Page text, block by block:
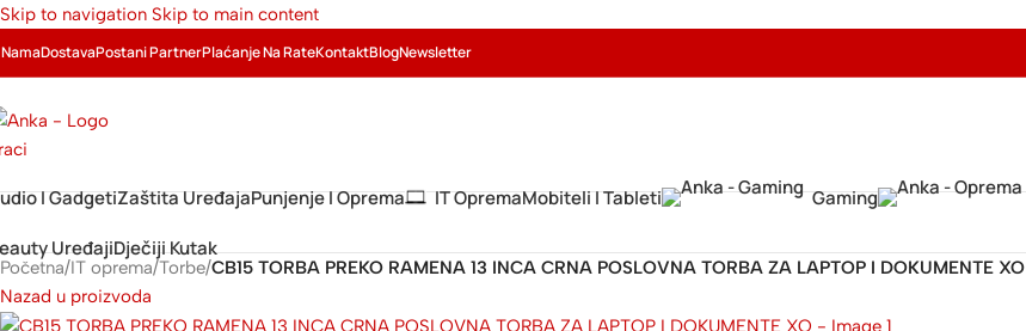
Skip to navigation Skip to main content
DostavaPostani PartnerPlaćanje Na RateKontaktBlogNewsletter
I GadgetiZaštita UređajaPunjenje I Oprema IT OpremaMobiteli I Tableti Gaming
UređajiDječiji Kutak
Početna/IT oprema/Torbe/CB15 TORBA PREKO RAMENA 13 INCA CRNA POSLOVNA TORBA ZA LAPTOP I DOKUMENTE XO
Nazad u proizvoda